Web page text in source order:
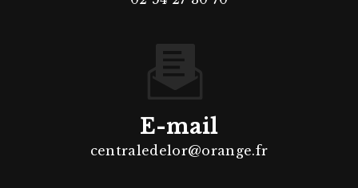
E-mail
centraledelor@orange.fr